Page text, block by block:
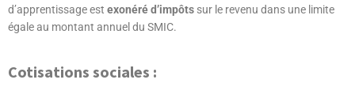
d’apprentissage est exonéré d’impôts sur le revenu dans une limite
égale au montant annuel du SMIC.
Cotisations sociales :